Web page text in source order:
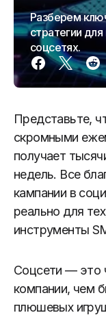
Разберем
стратегии
соцсетях.
Представьте,
скромными
получает
недель. Все
кампании в
реально для
инструменты
Соцсети — это
компании, чем
плюшевых